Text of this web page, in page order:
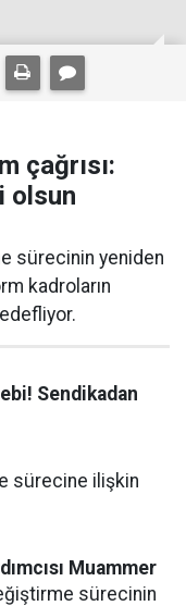
çağrısı:
olsun
sürecinin yeniden
kadroların
Sendikadan
sürecine ilişkin
Muammer
sürecinin